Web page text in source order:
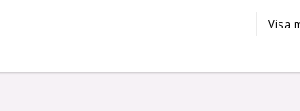
Visa